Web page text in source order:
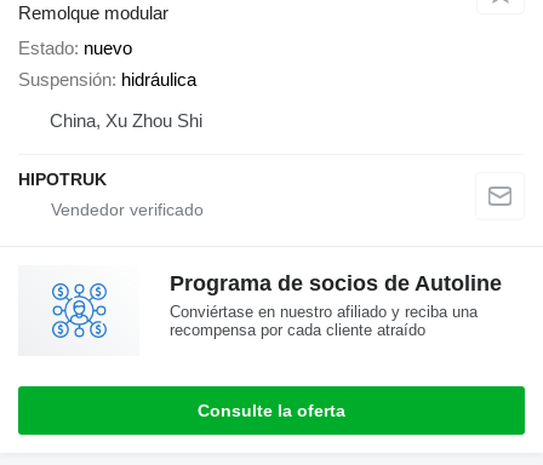
Remolque modular
Estado nuevo
Suspensión hidráulica
China, Xu Zhou Shi
HIPOTRUK
Programa de socios de Autoline
Conviértase en nuestro afiliado y reciba una
recompensa por cada cliente atraído
Consulte la oferta